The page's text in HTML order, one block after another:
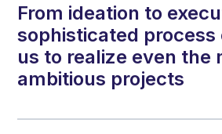
From ideation to
sophisticated process
us to realize even the
ambitious projects